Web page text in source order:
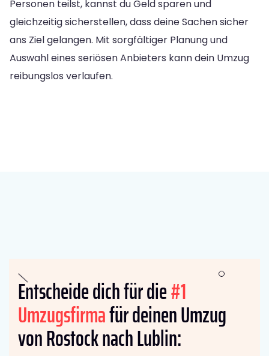
Personen teilst, kannst du Geld sparen und
gleichzeitig sicherstellen, dass deine Sachen sicher
ans Ziel gelangen. Mit sorgfältiger Planung und
Auswahl eines seriösen Anbieters kann dein Umzug
reibungslos verlaufen.
Entscheide dich für die#1
Umzugsfirmafür deinen Umzug
von Rostock nach Lublin: